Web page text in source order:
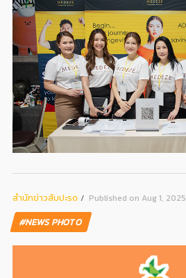
สํานักข่าวสับปะรด Published on Aug 1, 2025
#NEWS PHOTO